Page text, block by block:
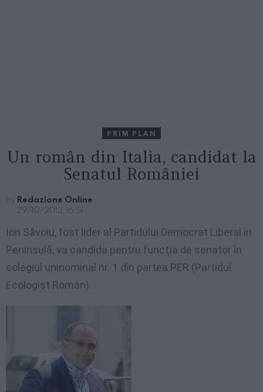
PRIM PLAN
Un român din Italia, candidat la
Senatul României
by Redazione Online
29/10/2012, 16:51
Ion Săvoiu, fost lider al Partidului Democrat Liberal în
Peninsulă, va candida pentru funcţia de senator în
colegiul uninominal nr. 1 din partea PER (Partidul
Ecologist Român).